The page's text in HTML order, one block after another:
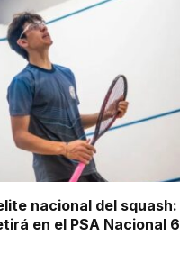
nacional del
en el PSA Nacional